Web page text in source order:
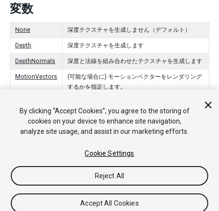
変数
None 深度テクスチャを生成しません（デフォルト）
Depth 深度テクスチャを生成します
DepthNormals 深度と法線を組み合わせたテクスチャを生成します
MotionVectors
(可能な場合に) モーションベクターをレンダリング
するかを指定します。
Copyright © 2018 Unity Technologies. Publication 2017.3
プライバシーポリシー
Your Privacy Choices (Cookie Settings)
フィードバック
By clicking “Accept Cookies”, you agree to the storing of
cookies on your device to enhance site navigation,
analyze site usage, and assist in our marketing efforts.
Cookie Settings
Reject All
Accept All Cookies